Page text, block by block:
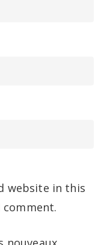
website in this